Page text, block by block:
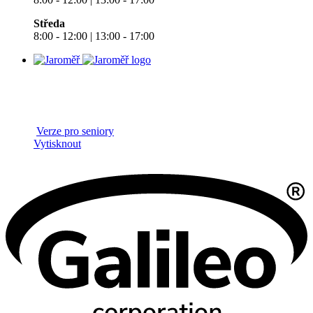
Středa
8:00 - 12:00 | 13:00 - 17:00
Verze pro seniory
Vytisknout